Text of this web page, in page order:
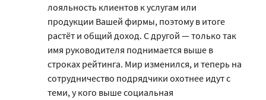
лояльность клиентов к услугам или
продукции Вашей фирмы, поэтому в итоге
растёт и общий доход. С другой — только так
имя руководителя поднимается выше в
строках рейтинга. Мир изменился, и теперь на
сотрудничество подрядчики охотнее идут с
теми, у кого выше социальная